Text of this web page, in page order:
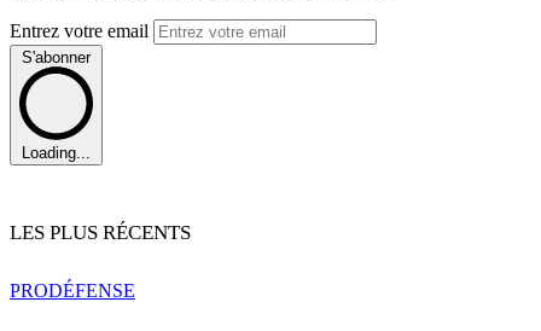
Entrez votre email
S'abonner
Loading...
LES PLUS RÉCENTS
PRODÉFENSE